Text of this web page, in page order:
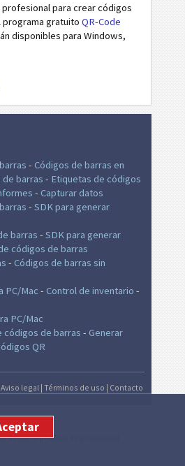
para crear códigos
programa gratuito QR-Code
disponibles para Windows,
- Códigos de barras en
barras - Etiquetas de códigos
- Capturar datos
- SDK para generar
barras - SDK para generar
códigos de barras
- Códigos de barras sin
PC/Mac - Control de inventario -
PC/Mac
códigos de barras - Generar
QR
Aviso legal| Términos de uso | Contacto
con la normativa nacional o
de uso y política de privacidad